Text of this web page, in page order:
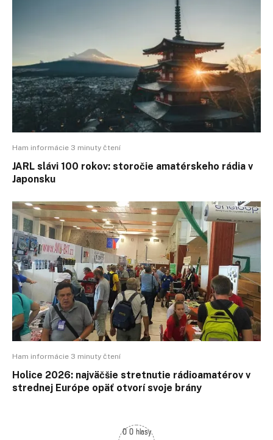
Ham informácie 3 minuty čtení
JARL slávi 100 rokov: storočie amatérskeho rádia v
Japonsku
Ham informácie 3 minuty čtení
Holice 2026: najväčšie stretnutie rádioamatérov v
strednej Európe opäť otvorí svoje brány
0 0 hlasy